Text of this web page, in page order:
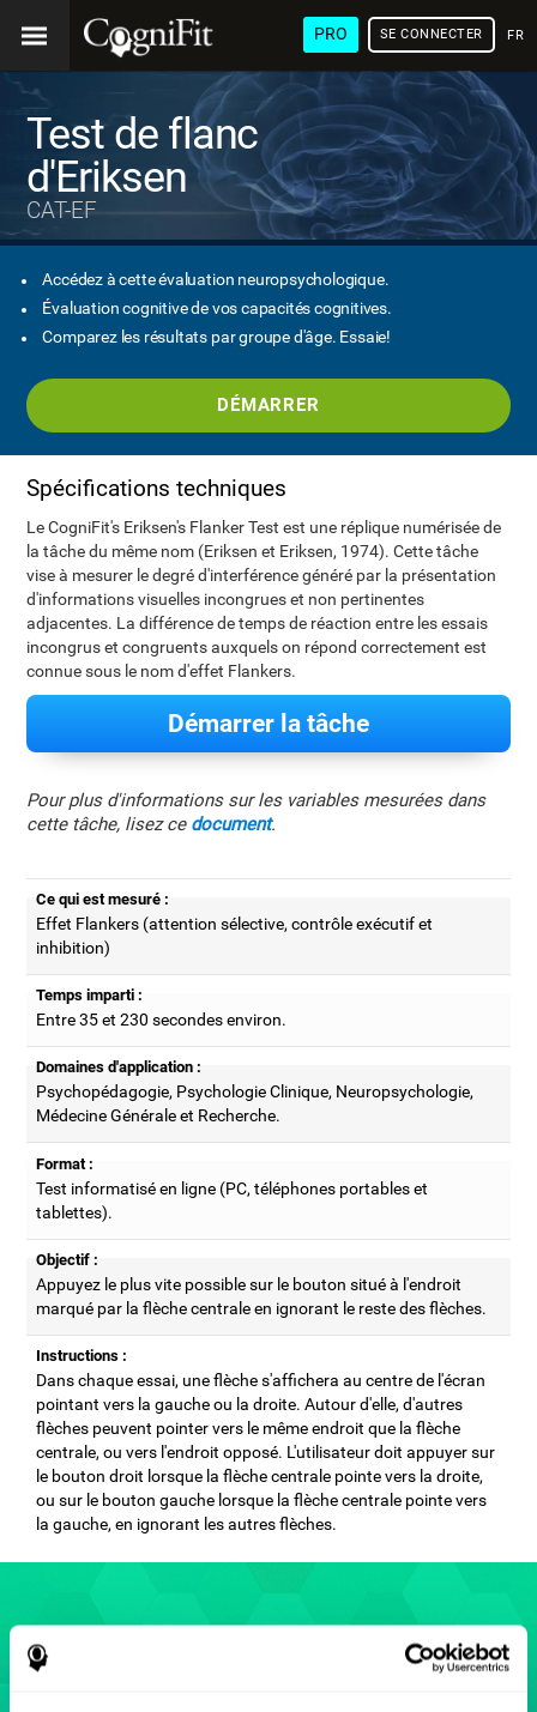
PRO SE CONNECTER
Test de flanc
d'Eriksen
CAT-EF
Accédez à cette évaluation neuropsychologique.
Évaluation cognitive de vos capacités cognitives.
Comparez les résultats par groupe d'âge. Essaie!
DÉMARRER
Spécifications techniques
Le CogniFit's Eriksen's Flanker Test est une réplique numérisée de
la tâche du même nom (Eriksen et Eriksen, 1974). Cette tâche
vise à mesurer le degré d'interférence généré par la présentation
d'informations visuelles incongrues et non pertinentes
adjacentes. La différence de temps de réaction entre les essais
incongrus et congruents auxquels on répond correctement est
connue sous le nom d'effet Flankers.
Démarrer la tâche
Pour plus d'informations sur les variables mesurées dans
cette tâche, lisez ce document.
Ce qui est mesuré :
Effet Flankers (attention sélective, contrôle exécutif et
inhibition)
Temps imparti :
Entre 35 et 230 secondes environ.
Domaines d'application :
Psychopédagogie, Psychologie Clinique, Neuropsychologie,
Médecine Générale et Recherche.
Format :
Test informatisé en ligne (PC, téléphones portables et
tablettes).
Objectif :
Appuyez le plus vite possible sur le bouton situé à l'endroit
marqué par la flèche centrale en ignorant le reste des flèches.
Instructions :
Dans chaque essai, une flèche s'affichera au centre de l'écran
pointant vers la gauche ou la droite. Autour d'elle, d'autres
flèches peuvent pointer vers le même endroit que la flèche
centrale, ou vers l'endroit opposé. L'utilisateur doit appuyer sur
le bouton droit lorsque la flèche centrale pointe vers la droite,
ou sur le bouton gauche lorsque la flèche centrale pointe vers
la gauche, en ignorant les autres flèches.